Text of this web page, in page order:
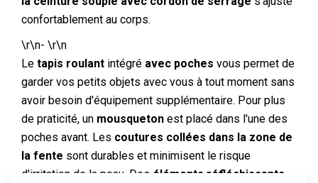
confortablement au corps.
\r\n- \r\n
Le tapis roulant intégré avec poches vous permet de
garder vos petits objets avec vous à tout moment sans
avoir besoin d'équipement supplémentaire. Pour plus
de praticité, un mousqueton est placé dans l'une des
poches avant. Les coutures collées dans la zone de
la fente sont durables et minimisent le risque
d'irritation de la peau. Des éléments réfléchissants